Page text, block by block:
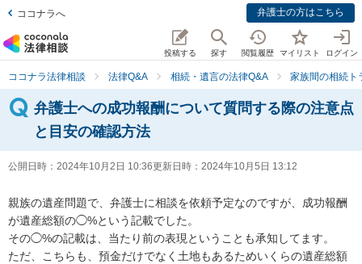
ココナラへ 弁護士の方はこちら
投稿する 探す 閲覧履歴 マイリスト ログイン
ココナラ法律相談 法律Q&A 相続・遺言の法律Q&A 家族間の相続ト
弁護士への成功報酬について質問する際の注意点
と目安の確認方法
公開日時： 2024年10月2日 10:36更新日時： 2024年10月5日 13:12
親族の遺産問題で、弁護士に相談を依頼予定なのですが、成功報酬
が遺産総額の◯%という記載でした。
その◯%の記載は、当たり前の表現ということも承知してます。
ただ、こちらも、預金だけでなく土地もあるためいくらの遺産総額